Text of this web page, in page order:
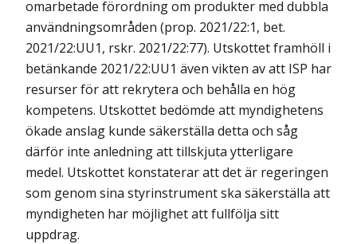
omarbetade förordning om produkter med dubbla
användningsområden (prop. 2021/22:1, bet.
2021/22:UU1, rskr. 2021/22:77). Utskottet framhöll i
betänkande 2021/22:UU1 även vikten av att ISP har
resurser för att rekrytera och behålla en hög
kompetens. Utskottet bedömde att myndighetens
ökade anslag kunde säkerställa detta och såg
därför inte anledning att tillskjuta ytterligare
medel. Utskottet konstaterar att det är regeringen
som genom sina styrinstrument ska säkerställa att
myndigheten har möjlighet att fullfölja sitt
uppdrag.